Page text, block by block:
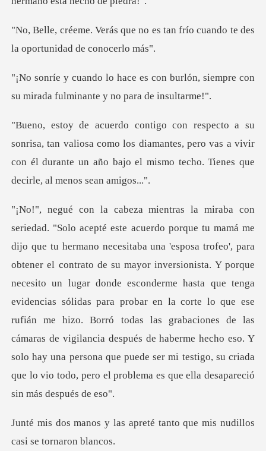
o es tan frío cuando te des
la
n burlón, siempre con
su mirada fu
liosa como los diamantes, pero vas a vivir
con él durante un año b
ayor inversionista. Y porque
necesito un lugar donde esconderme hasta que tenga
evidencias sólidas para probar en la corte lo que ese
rufián me hizo. Borró todas las grabaciones de las
cáma
preté tanto que mis nudillo